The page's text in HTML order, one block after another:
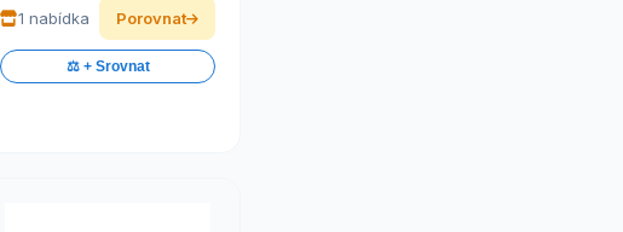
1 nabídka Porovnat
⚖️ + Srovnat